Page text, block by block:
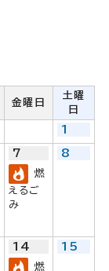
金曜日
土曜
日
1
7
燃
えるご
み
8
14
燃
15